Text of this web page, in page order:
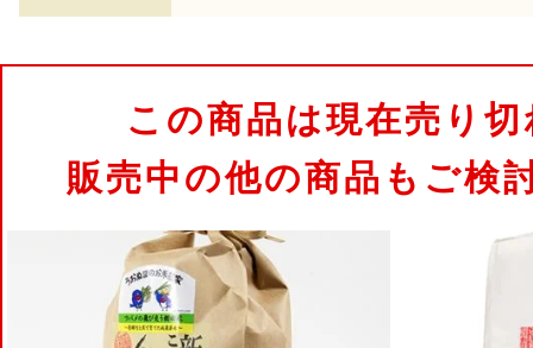
この商品は現在売り
販売中の他の商品もご検